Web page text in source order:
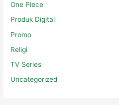
One Piece
Produk Digital
Promo
Religi
TV Series
Uncategorized